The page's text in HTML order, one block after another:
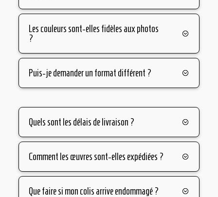
Les couleurs sont-elles fidèles aux photos
?
Puis-je demander un format différent ?
Quels sont les délais de livraison ?
Comment les œuvres sont-elles expédiées ?
Que faire si mon colis arrive endommagé ?